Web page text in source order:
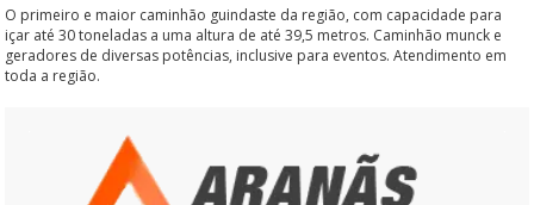
O primeiro e maior caminhão guindaste da região, com capacidade para
içar até 30 toneladas a uma altura de até 39,5 metros. Caminhão munck e
geradores de diversas potências, inclusive para eventos. Atendimento em
toda a região.